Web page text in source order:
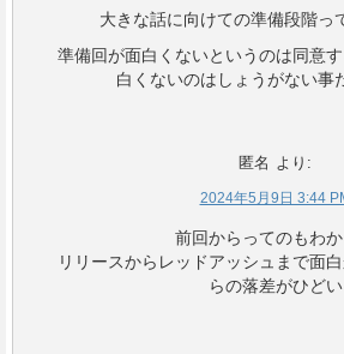
大きな話に向けての準備段階っ
準備回が面白くないというのは同意
白くないのはしょうがない事
匿名 より:
2024年5月9日 3:44
前回からってのもわ
リリースからレッドアッシュまで面
らの落差がひどい